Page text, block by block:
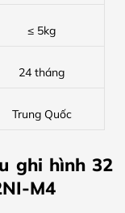
≤ 5kg
24 tháng
Trung Quốc
ghi hình 32
M4